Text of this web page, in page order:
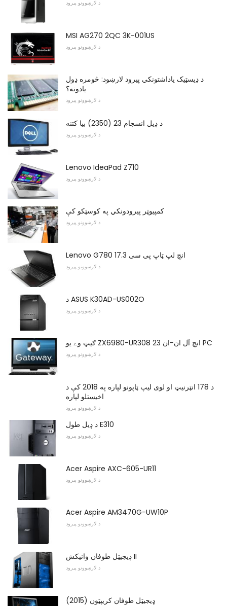
د لارښوونو پیرود
MSI AG270 2QC 3K-001US
د لارښوونو پیرود
د ډیسټیک یاداشتونکي پیرود لارښود: څومره ډول
یادونه؟
د لارښوونو پیرود
د ډیل انسجام 23 (2350) بیا کتنه
د لارښوونو پیرود
Lenovo IdeaPad Z710
د لارښوونو پیرود
کمپيوټر پيرودونکي په کوسټکو کې
د لارښوونو پیرود
Lenovo G780 17.3 انچ لپ ټاپ پی سی
د لارښوونو پیرود
د ASUS K30AD-US002O
د لارښوونو پیرود
ګيټ وے یو ZX6980-UR308 23 انچ آل ان-ان PC
د لارښوونو پیرود
د 178 انټرنیټ او لوی لیپ ټاپونو لپاره په 2018 کې د
اخیستلو لپاره
د لارښوونو پیرود
د ډیل طول E310
د لارښوونو پیرود
Acer Aspire AXC-605-UR11
د لارښوونو پیرود
Acer Aspire AM3470G-UW10P
د لارښوونو پیرود
ډیجیټل طوفان وانیکش II
د لارښوونو پیرود
ډیجیټل طوفان کریپټون (2015)